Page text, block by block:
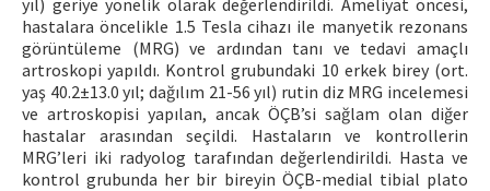
hastalara öncelikle 1.5 Tesla cihazı ile manyetik rezonans
görüntüleme (MRG) ve ardından tanı ve tedavi amaçlı
artroskopi yapıldı. Kontrol grubundaki 10 erkek birey (ort.
yaş 40.2±13.0 yıl; dağılım 21-56 yıl) rutin diz MRG incelemesi
ve artroskopisi yapılan, ancak ÖÇB’si sağlam olan diğer
hastalar arasından seçildi. Hastaların ve kontrollerin
MRG’leri iki radyolog tarafından değerlendirildi. Hasta ve
kontrol grubunda her bir bireyin ÖÇB-medial tibial plato